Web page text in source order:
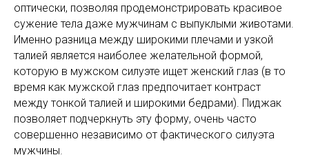
оптически, позволяя продемонстрировать красивое
сужение тела даже мужчинам с выпуклыми животами.
Именно разница между широкими плечами и узкой
талией является наиболее желательной формой,
которую в мужском силуэте ищет женский глаз (в то
время как мужской глаз предпочитает контраст
между тонкой талией и широкими бедрами). Пиджак
позволяет подчеркнуть эту форму, очень часто
совершенно независимо от фактического силуэта
мужчины.